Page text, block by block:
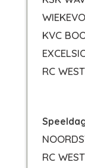
KVC
RC
RC